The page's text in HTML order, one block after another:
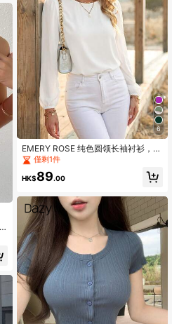
6
EMERY ROSE 纯色圆领长袖衬衫，长
袖上衣僅剩1件
HK$89.00